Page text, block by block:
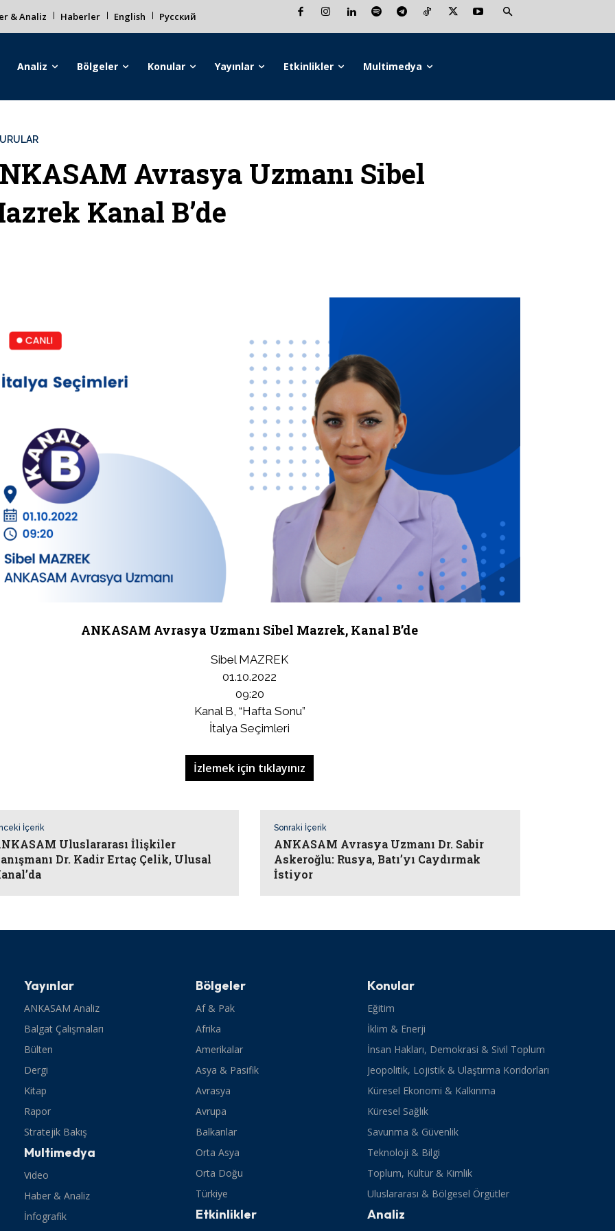
& Analiz Haberler English Русский
Analiz Bölgeler Konular Yayınlar Etkinlikler Multimedya
Avrasya Uzmanı Sibel
Kanal B’de
ANKASAM Avrasya Uzmanı Sibel Mazrek, Kanal B’de
Sibel MAZREK
01.10.2022
09:20
Kanal B, “Hafta Sonu”
İtalya Seçimleri
İzlemek için tıklayınız
İçerik
Uluslararası İlişkiler
Dr. Kadir Ertaç Çelik, Ulusal
Sonraki İçerik
ANKASAM Avrasya Uzmanı Dr. Sabir
Askeroğlu: Rusya, Batı’yı Caydırmak
İstiyor
Yayınlar
ANKASAM Analiz
Balgat Çalışmaları
Bülten
Dergi
Kitap
Rapor
Stratejik Bakış
Multimedya
Video
Haber & Analiz
İnfografik
Bölgeler
Af & Pak
Afrika
Amerikalar
Asya & Pasifik
Avrasya
Avrupa
Balkanlar
Orta Asya
Orta Doğu
Türkiye
Etkinlikler
Konular
Eğitim
İklim & Enerji
İnsan Hakları, Demokrasi & Sivil Toplum
Jeopolitik, Lojistik & Ulaştırma Koridorları
Küresel Ekonomi & Kalkınma
Küresel Sağlık
Savunma & Güvenlik
Teknoloji & Bilgi
Toplum, Kültür & Kimlik
Uluslararası & Bölgesel Örgütler
Analiz